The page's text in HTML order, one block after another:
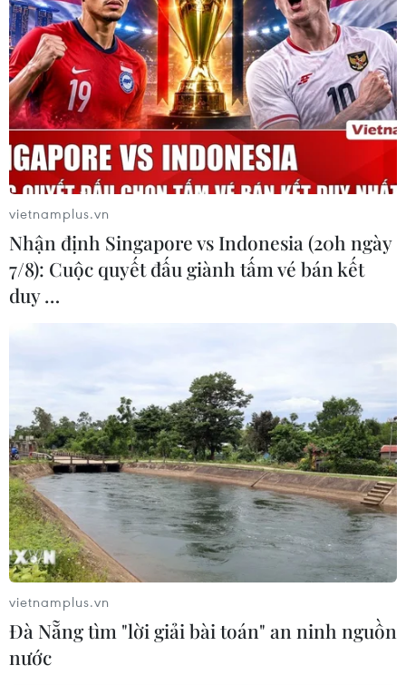
vietnamplus.vn
Nhận định Singapore vs Indonesia (20h ngày
7/8): Cuộc quyết đấu giành tấm vé bán kết
duy …
vietnamplus.vn
Đà Nẵng tìm "lời giải bài toán" an ninh nguồn
nước